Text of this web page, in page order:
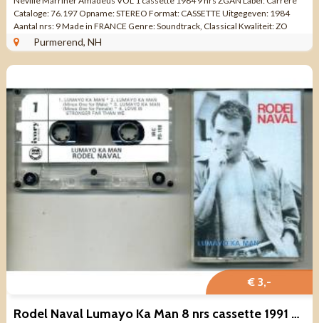
Cataloge: 76.197 Opname: STEREO Format: CASSETTE Uitgegeven: 1984
Aantal nrs: 9 Made in FRANCE Genre: Soundtrack, Classical Kwaliteit: ZO
GOED ALS NIEUW ...
Purmerend, NH
€ 3,-
Rodel Naval Lumayo Ka Man 8 nrs cassette 1991 ZGAN